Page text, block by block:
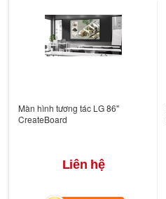
Màn hình tương tác LG 86"
CreateBoard
Liên hệ